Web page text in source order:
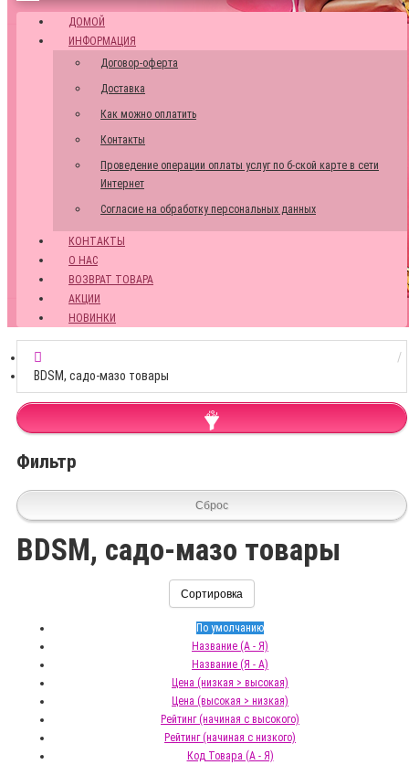
ДОМОЙ
ИНФОРМАЦИЯ
Договор-оферта
Доставка
Как можно оплатить
Контакты
Проведение операции оплаты услуг по б-ской карте в сети
Интернет
Согласие на обработку персональных данных
КОНТАКТЫ
О НАС
ВОЗВРАТ ТОВАРА
АКЦИИ
НОВИНКИ
BDSM, садо-мазо товары
Фильтр
Сброс
BDSM, садо-мазо товары
Сортировка
По умолчанию
Название (А - Я)
Название (Я - А)
Цена (низкая > высокая)
Цена (высокая > низкая)
Рейтинг (начиная с высокого)
Рейтинг (начиная с низкого)
Код Товара (А - Я)